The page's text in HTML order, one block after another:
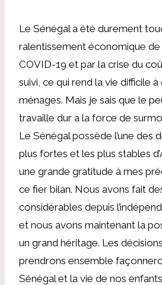
Le Sénégal a été durement
ralentissement économique
COVID-19 et par la crise du
suivi, ce qui rend la vie difficile
ménages. Mais je sais que le
travaille dur a la force de
Le Sénégal possède l’une des
plus fortes et les plus stables
une grande gratitude à mes
ce fier bilan. Nous avons fait
considérables depuis
et nous avons maintenant la
un grand héritage. Les
prendrons ensemble
Sénégal et la vie de nos